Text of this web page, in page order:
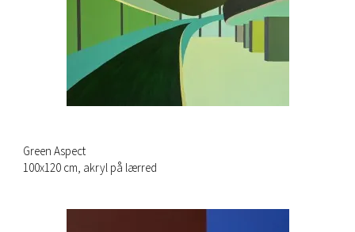
Green Aspect
100x120 cm, akryl på lærred